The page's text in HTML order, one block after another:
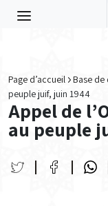
Page d’accueil Base de
peuple juif, juin 1944
Appel de
au peuple